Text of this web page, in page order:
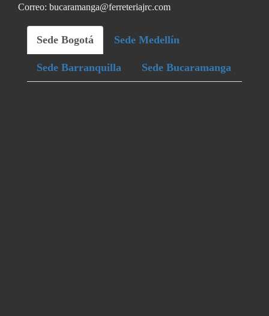
Correo: bucaramanga@ferreteriajrc.com
Sede Bogotá Sede Medellín
Sede Barranquilla Sede Bucaramanga